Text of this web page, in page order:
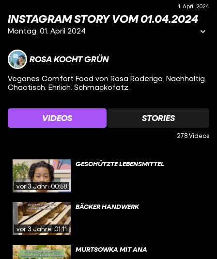
1. April 2024
INSTAGRAM STORY VOM 01.04.2024
Montag, 01. April 2024
ROSA KOCHT GRÜN
Veganes Comfort Food von Rosa Roderigo. Nachhaltig.
Chaotisch. Ehrlich. Schmackofatz.
VIDEOS STORIES
278 Videos
vor 3 Jahren00:58
GESCHÜTZTE LEBENSMITTEL
vor 3 Jahren01:11
BÄCKER HANDWERK
MURTSOWKA MIT ANA